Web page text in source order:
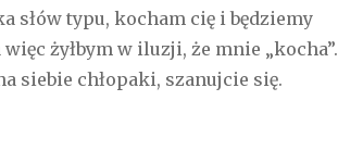
słów typu, kocham cię i będziemy
żyłbym w iluzji, że mnie „kocha”.
siebie chłopaki, szanujcie się.